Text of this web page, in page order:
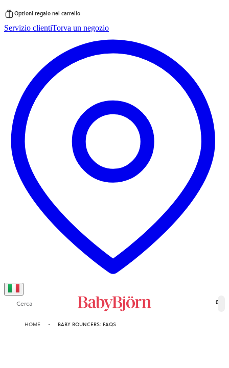
al
Opzioni regalo nel carrello
Servizio clientiTorva un negozio
Cerca 0
HOME BABY BOUNCERS: FAQS